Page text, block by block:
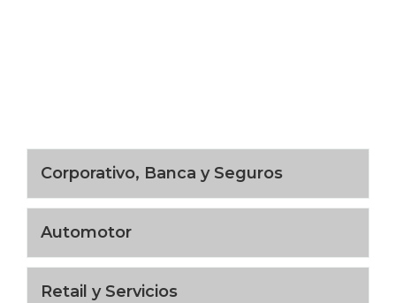
Corporativo, Banca y Seguros
Automotor
Retail y Servicios